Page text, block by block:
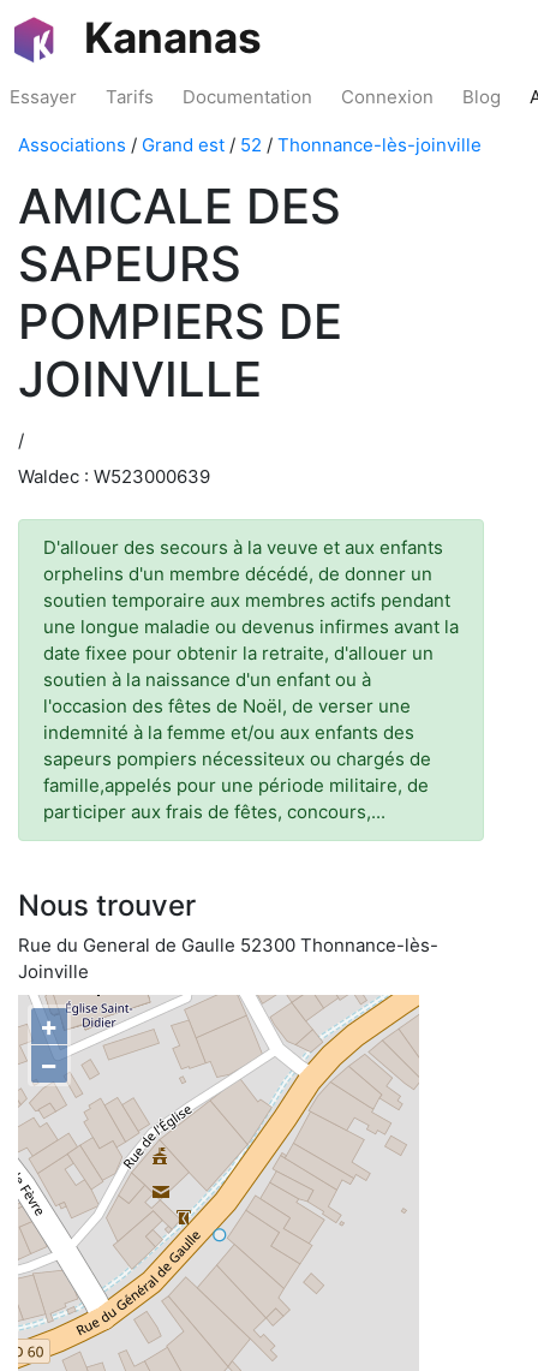
Kananas
Essayer Tarifs Documentation Connexion Blog
Associations / Grand est / 52 / Thonnance-lès-joinville
AMICALE DES
SAPEURS
POMPIERS DE
JOINVILLE
/
Waldec : W523000639
D'allouer des secours à la veuve et aux enfants
orphelins d'un membre décédé, de donner un
soutien temporaire aux membres actifs pendant
une longue maladie ou devenus infirmes avant la
date fixee pour obtenir la retraite, d'allouer un
soutien à la naissance d'un enfant ou à
l'occasion des fêtes de Noël, de verser une
indemnité à la femme et/ou aux enfants des
sapeurs pompiers nécessiteux ou chargés de
famille,appelés pour une période militaire, de
participer aux frais de fêtes, concours,...
Nous trouver
Rue du General de Gaulle 52300 Thonnance-lès-
Joinville
+
−